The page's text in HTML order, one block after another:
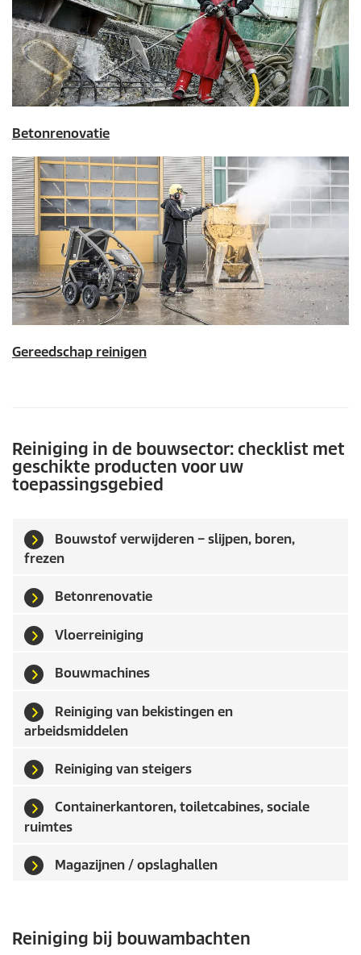
Betonrenovatie
Gereedschap reinigen
Reiniging in de bouwsector: checklist met
geschikte producten voor uw
toepassingsgebied
Bouwstof verwijderen – slijpen, boren,
frezen
Betonrenovatie
Vloerreiniging
Bouwmachines
Reiniging van bekistingen en
arbeidsmiddelen
Reiniging van steigers
Containerkantoren, toiletcabines, sociale
ruimtes
Magazijnen / opslaghallen
Reiniging bij bouwambachten